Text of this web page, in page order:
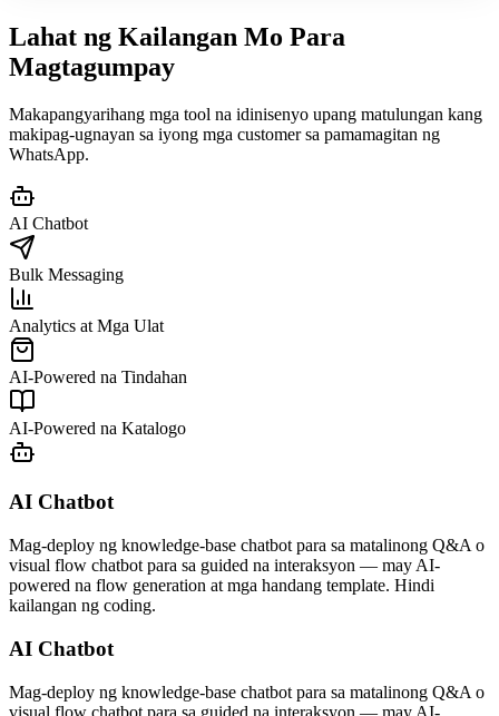
Lahat ng Kailangan Mo Para
Magtagumpay
Makapangyarihang mga tool na idinisenyo upang matulungan kang
makipag-ugnayan sa iyong mga customer sa pamamagitan ng
WhatsApp.
AI Chatbot
Bulk Messaging
Analytics at Mga Ulat
AI-Powered na Tindahan
AI-Powered na Katalogo
AI Chatbot
Mag-deploy ng knowledge-base chatbot para sa matalinong Q&A o
visual flow chatbot para sa guided na interaksyon — may AI-
powered na flow generation at mga handang template. Hindi
kailangan ng coding.
AI Chatbot
Mag-deploy ng knowledge-base chatbot para sa matalinong Q&A o
visual flow chatbot para sa guided na interaksyon — may AI-